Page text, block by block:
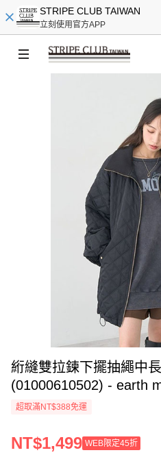
STRIPE CLUB TAIWAN
立刻使用官方APP
絎縫雙拉鍊下擺抽繩中
(01000610502) - earth
超取滿NT$388免運
NT$1,499 WEB限定45折